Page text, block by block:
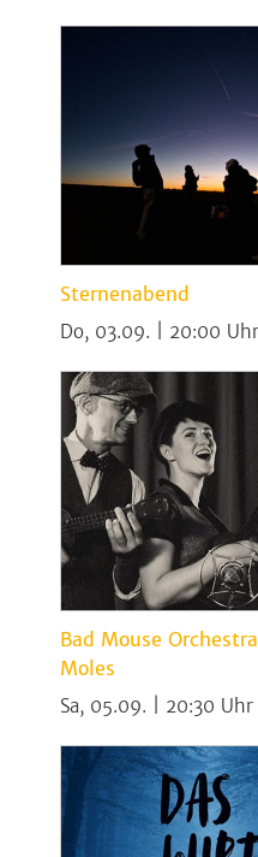
Sternenabend
Do, 03.09. | 20:00
Bad Mouse
Moles
Sa, 05.09. | 20:30